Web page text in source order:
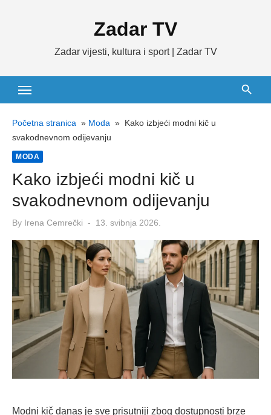
Zadar TV
Zadar vijesti, kultura i sport | Zadar TV
Početna stranica » Moda » Kako izbjeći modni kič u
svakodnevnom odijevanju
MODA
Kako izbjeći modni kič u
svakodnevnom odijevanju
By Irena Cemrečki
Posted
13. svibnja 2026.
Modni kič danas je sve prisutniji zbog dostupnosti brze